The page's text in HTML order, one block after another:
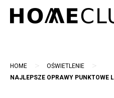
Skip
HOME > OŚWIETLENIE >
NAJLEPSZE OPRAWY PUNKTOWE